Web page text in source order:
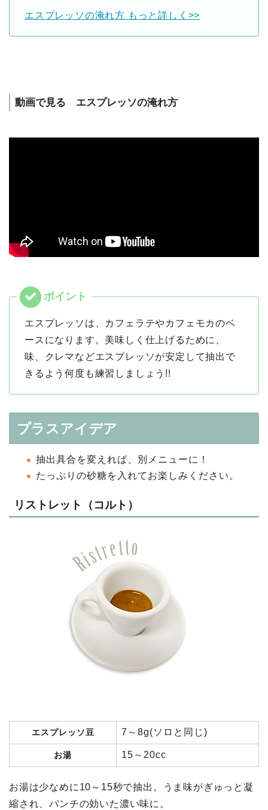
エスプレッソの淹れ方 もっと詳しく>>
動画で見る エスプレッソの淹れ方
エスプレッソは、カフェラテやカフェモカのベ
ースになります。美味しく仕上げるために、
味、クレマなどエスプレッソが安定して抽出で
きるよう何度も練習しましょう!!
プラスアイデア
抽出具合を変えれば、別メニューに！
たっぷりの砂糖を入れてお楽しみください。
リストレット（コルト）
エスプレッソ豆 7～8g(ソロと同じ)
お湯 15～20cc
お湯は少なめに10～15秒で抽出。うま味がぎゅっと凝
縮され、パンチの効いた濃い味に。